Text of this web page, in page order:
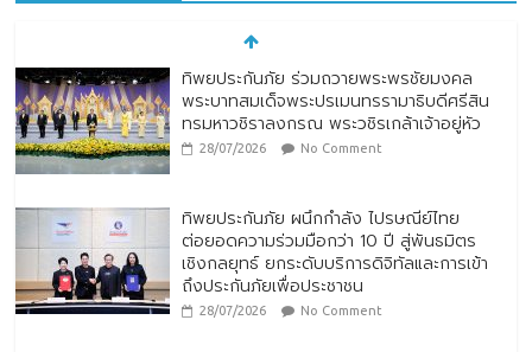
ทิพยประกันภัย ร่วมถวายพระพรชัยมงคล
พระบาทสมเด็จพระปรเมนทรรามาธิบดีศรีสิน
ทรมหาวชิราลงกรณ พระวชิรเกล้าเจ้าอยู่หัว
28/07/2026 No Comment
ทิพยประกันภัย ผนึกกำลัง ไปรษณีย์ไทย
ต่อยอดความร่วมมือกว่า 10 ปี สู่พันธมิตร
เชิงกลยุทธ์ ยกระดับบริการดิจิทัลและการเข้า
ถึงประกันภัยเพื่อประชาชน
28/07/2026 No Comment